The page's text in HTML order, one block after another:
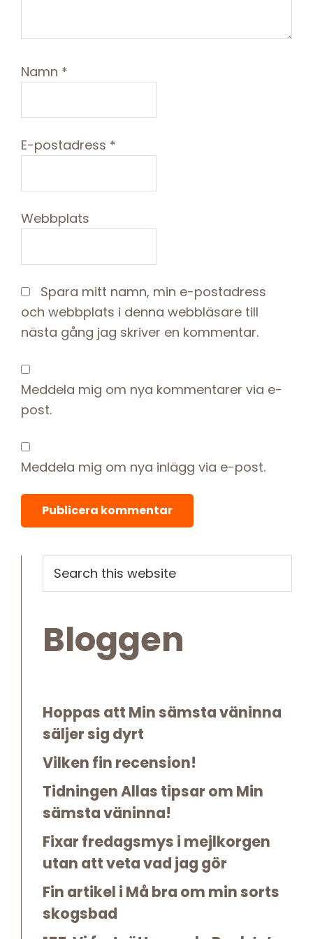
Namn *
E-postadress *
Webbplats
Spara mitt namn, min e-postadress
och webbplats i denna webbläsare till
nästa gång jag skriver en kommentar.
Meddela mig om nya kommentarer via e-
post.
Meddela mig om nya inlägg via e-post.
Primary
Sidebar
this
website
Bloggen
Hoppas att Min sämsta väninna
säljer sig dyrt
Vilken fin recension!
Tidningen Allas tipsar om Min
sämsta väninna!
Fixar fredagsmys i mejlkorgen
utan att veta vad jag gör
Fin artikel i Må bra om min sorts
skogsbad